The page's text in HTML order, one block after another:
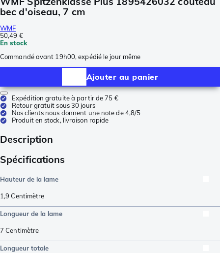
bec d'oiseau, 7 cm
WMF
50,49 €
En stock
Commandé avant 19h00, expédié le jour même
Ajouter au panier
Expédition gratuite à partir de 75 €
Retour gratuit sous 30 jours
Nos clients nous donnent une note de 4,8/5
Produit en stock, livraison rapide
Description
Spécifications
Hauteur de la lame
1,9 Centimètre
Longueur de la lame
7 Centimètre
Longueur totale